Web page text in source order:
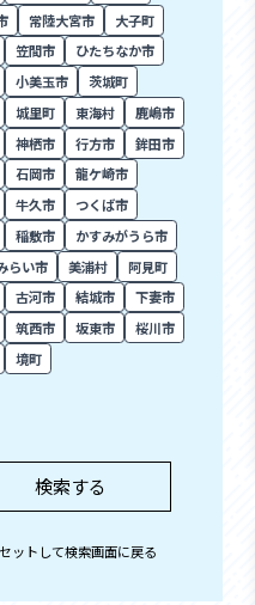
常陸大宮市
大子町
笠間市
ひたちなか市
小美玉市
茨城町
城里町 東海村
鹿嶋市
神栖市 行方市
鉾田市
石岡市
龍ケ崎市
牛久市
つくば市
稲敷市
かすみがうら市
らい市
美浦村
阿見町
古河市 結城市
下妻市
筑西市 坂東市
桜川市
境町
ットして検索画面に戻る